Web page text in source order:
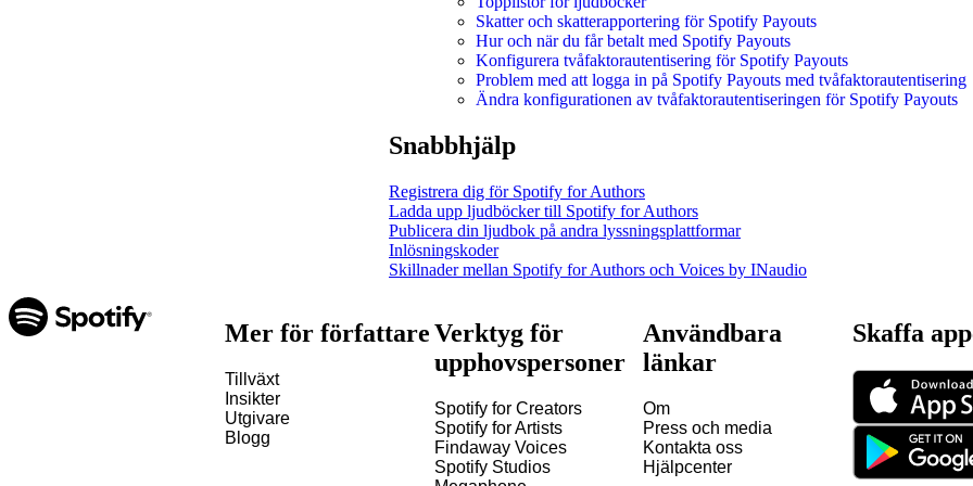
Skatter och skatterapportering för Spotify Payouts
Hur och när du får betalt med Spotify Payouts
Konfigurera tvåfaktorautentisering för Spotify Payouts
Problem med att logga in på Spotify Payouts med tvåfaktorautentisering
Ändra konfigurationen av tvåfaktorautentiseringen för Spotify Payouts
Snabbhjälp
Registrera dig för Spotify for Authors
Ladda upp ljudböcker till Spotify for Authors
Publicera din ljudbok på andra lyssningsplattformar
Inlösningskoder
Skillnader mellan Spotify for Authors och Voices by INaudio
Mer för författare
Tillväxt
Insikter
Utgivare
Blogg
Verktyg för
upphovspersoner
Spotify for Creators
Spotify for Artists
Findaway Voices
Spotify Studios
Användbara
länkar
Om
Press och media
Kontakta oss
Hjälpcenter
Skaffa